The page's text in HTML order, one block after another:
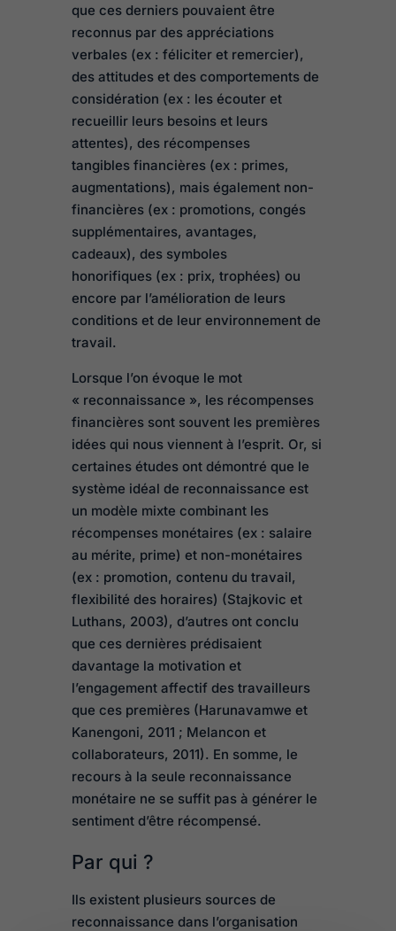
que ces derniers pouvaient être
reconnus par des appréciations
verbales (ex : féliciter et remercier),
des attitudes et des comportements de
considération (ex : les écouter et
recueillir leurs besoins et leurs
attentes), des récompenses
tangibles financières (ex : primes,
augmentations), mais également non-
financières (ex : promotions, congés
supplémentaires, avantages,
cadeaux), des symboles
honorifiques (ex : prix, trophées) ou
encore par l’amélioration de leurs
conditions et de leur environnement de
travail.
Lorsque l’on évoque le mot
« reconnaissance », les récompenses
financières sont souvent les premières
idées qui nous viennent à l’esprit. Or, si
certaines études ont démontré que le
système idéal de reconnaissance est
un modèle mixte combinant les
récompenses monétaires (ex : salaire
au mérite, prime) et non-monétaires
(ex : promotion, contenu du travail,
flexibilité des horaires) (Stajkovic et
Luthans, 2003), d’autres ont conclu
que ces dernières prédisaient
davantage la motivation et
l’engagement affectif des travailleurs
que ces premières (Harunavamwe et
Kanengoni, 2011 ; Melancon et
collaborateurs, 2011). En somme, le
recours à la seule reconnaissance
monétaire ne se suffit pas à générer le
sentiment d’être récompensé.
Par qui ?
Ils existent plusieurs sources de
reconnaissance dans l’organisation